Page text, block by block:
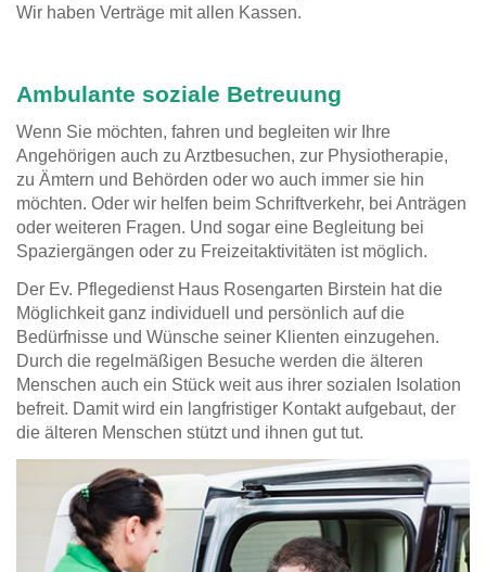
Wir haben Verträge mit allen Kassen.
Ambulante soziale Betreuung
Wenn Sie möchten, fahren und begleiten wir Ihre
Angehörigen auch zu Arztbesuchen, zur Physiotherapie,
zu Ämtern und Behörden oder wo auch immer sie hin
möchten. Oder wir helfen beim Schriftverkehr, bei Anträgen
oder weiteren Fragen. Und sogar eine Begleitung bei
Spaziergängen oder zu Freizeitaktivitäten ist möglich.
Der Ev. Pflegedienst Haus Rosengarten Birstein hat die
Möglichkeit ganz individuell und persönlich auf die
Bedürfnisse und Wünsche seiner Klienten einzugehen.
Durch die regelmäßigen Besuche werden die älteren
Menschen auch ein Stück weit aus ihrer sozialen Isolation
befreit. Damit wird ein langfristiger Kontakt aufgebaut, der
die älteren Menschen stützt und ihnen gut tut.